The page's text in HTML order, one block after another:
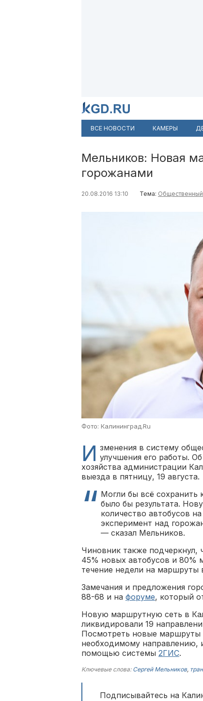
ВСЕ НОВОСТИ КАМЕРЫ
Мельников: Новая
горожанами
20.08.2016 13:10 Тема: Общественный
Фото: Калининград.Ru
И зменения в систему
улучшения его работы.
хозяйства администрации
выезда в пятницу, 19 августа.
Могли бы всё сохранить
было бы результата.
количество автобусов
эксперимент над
— сказал Мельников.
Чиновник также подчеркнул,
45% новых автобусов и 80%
течение недели на маршруты
Замечания и предложения
88-68 и на форуме, который
Новую маршрутную сеть в
ликвидировали 19
Посмотреть новые
необходимому направлению,
помощью системы 2ГИС.
Ключевые слова: Сергей Мельников,
Подписывайтесь на